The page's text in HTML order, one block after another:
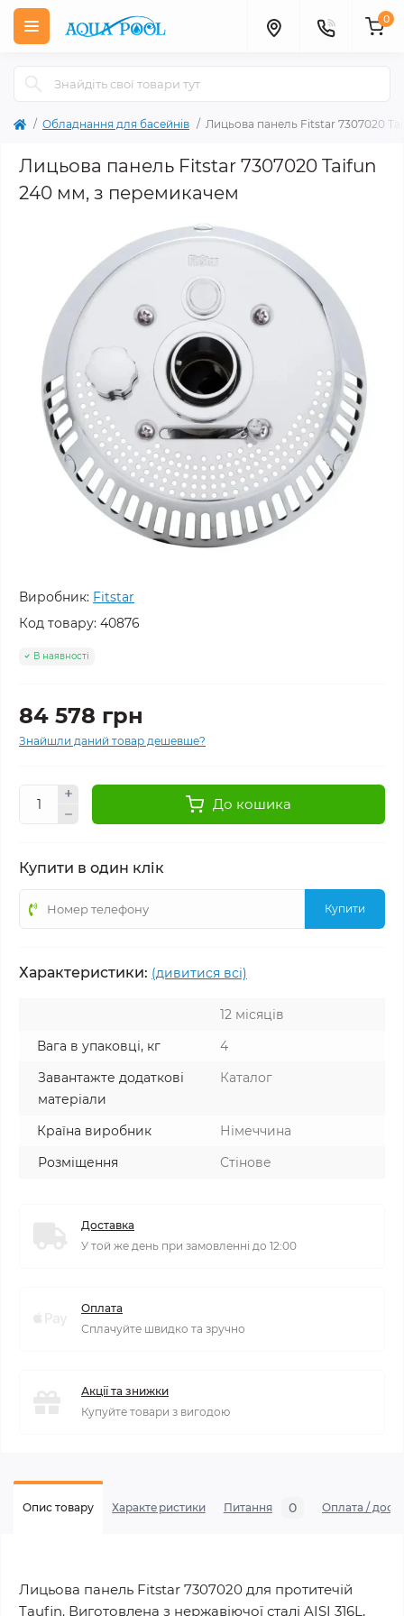
0
Обладнання для басейнів Лицьова панель Fitstar 7307020
Лицьова панель Fitstar 7307020 Taifun
240 мм, з перемикачем
Виробник: Fitstar
Код товару: 40876
В наявності
84 578 грн
Знайшли даний товар дешевше?
До кошика
Купити в один клік
Купити
Характеристики: (дивитися всі)
12 місяців
Вага в упаковці, кг
4
Завантажте додаткові
матеріали
Каталог
Країна виробник
Німеччина
Розміщення
Стінове
Доставка
У той же день при замовленні до 12:00
Оплата
Сплачуйте швидко та зручно
Акції та знижки
Купуйте товари з вигодою
Опис товару Характеристики Питання 0 Оплата /
Лицьова панель Fitstar 7307020 для протитечій
Taufin. Виготовлена ​​з нержавіючої сталі AISI 316L,